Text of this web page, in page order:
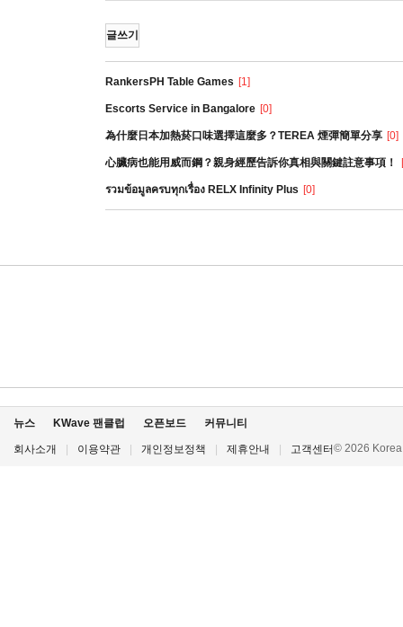
글쓰기
RankersPH Table Games [1]
Escorts Service in Bangalore [0]
為什麼日本加熱菸口味選擇這麼多？TEREA 煙彈簡單分享 [0]
心臟病也能用威而鋼？親身經歷告訴你真相與關鍵註意事項！
รวมข้อมูลครบทุกเรื่อง RELX Infinity Plus [0]
뉴스 KWave 팬클럽 오픈보드 커뮤니티
회사소개 이용약관 개인정보정책 제휴안내 고객센터© 2026